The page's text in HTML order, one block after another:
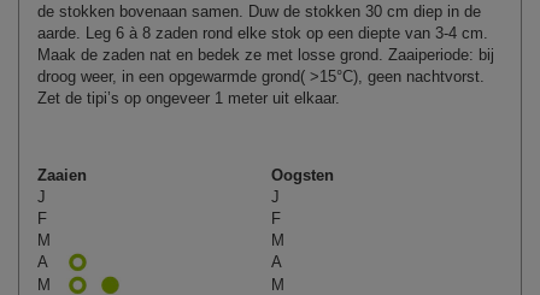
de stokken bovenaan samen. Duw de stokken 30 cm diep in de
aarde. Leg 6 à 8 zaden rond elke stok op een diepte van 3-4 cm.
Maak de zaden nat en bedek ze met losse grond. Zaaiperiode: bij
droog weer, in een opgewarmde grond( >15°C), geen nachtvorst.
Zet de tipi’s op ongeveer 1 meter uit elkaar.
Zaaien
Oogsten
J
J
F
F
M
M
A
A
M
M